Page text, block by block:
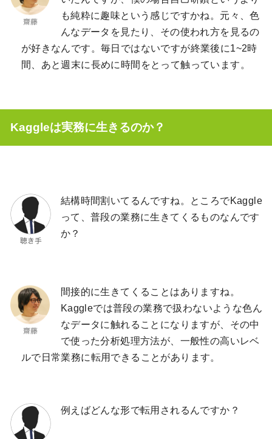
も純粋に趣味という感じですかね。元々、色
んなデータを見たり、その使われ方を見るの
が好きなんです。毎日ではないですが終業後に1~2時
間、あと週末に長めに時間をとって触っています。
Kaggleは実務に生きるのか？
結構時間割いてるんですね。ところでKaggle
って、普段の業務に生きてくるものなんです
か？
間接的に生きてくることはありますね。
Kaggleでは普段の業務で扱わないような色ん
なデータに触れることになりますが、その中
で使った分析処理方法が、一般性の高いレベ
ルで日常業務に転用できることがあります。
例えばどんな形で転用されるんですか？